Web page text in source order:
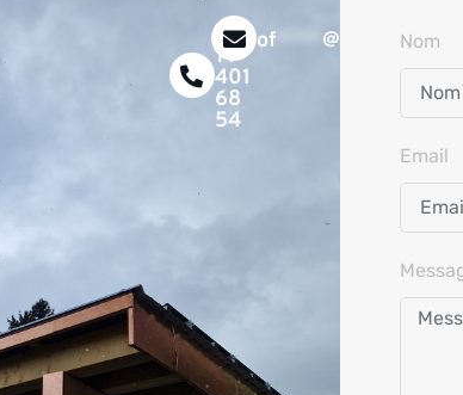
+41
77
401
68
54
of @ Nom
Email